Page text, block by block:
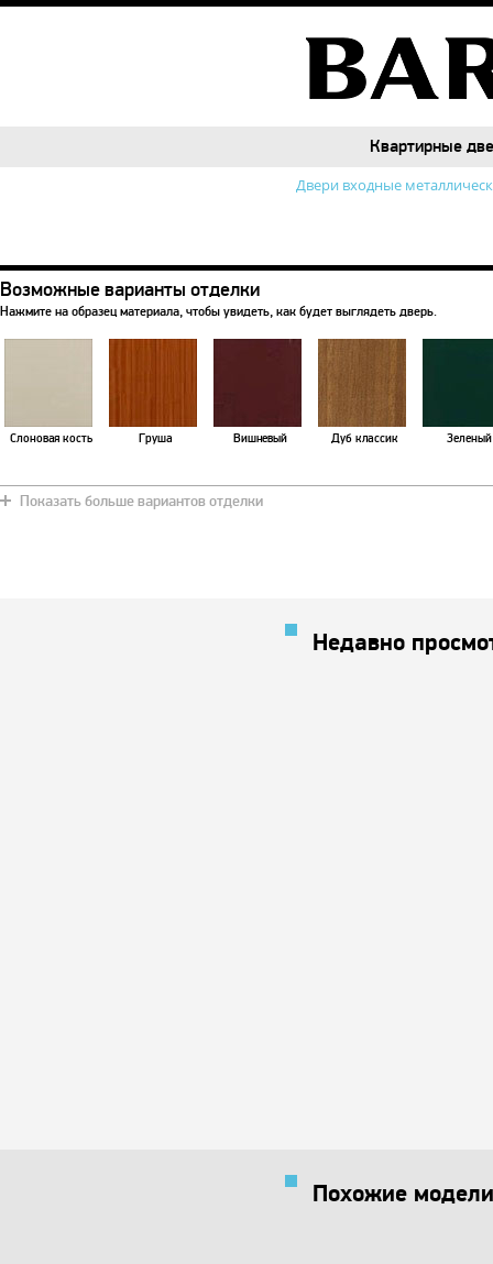
Квартирные
Квартирные
Двери входные
Возможные варианты отделки
Нажмите на образец материала, чтобы увидеть, как будет выглядеть дверь.
Слоновая кость Груша Вишневый Дуб классик Зеленый
Показать больше вариантов отделки
Недавно
Похожие